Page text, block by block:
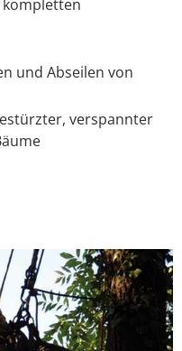
und Abseilen von
verspannter